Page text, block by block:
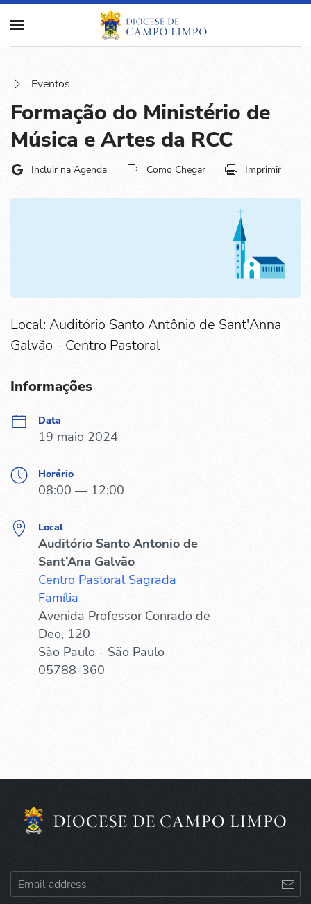
Eventos
Formação do Ministério de
Música e Artes da RCC
Incluir na Agenda Como Chegar Imprimir
Local: Auditório Santo Antônio de Sant'Anna
Galvão - Centro Pastoral
Informações
Data
19 maio 2024
Horário
08:00 — 12:00
Local
Auditório Santo Antonio de
Sant’Ana Galvão
Centro Pastoral Sagrada
Família
Avenida Professor Conrado de
Deo, 120
São Paulo - São Paulo
05788-360